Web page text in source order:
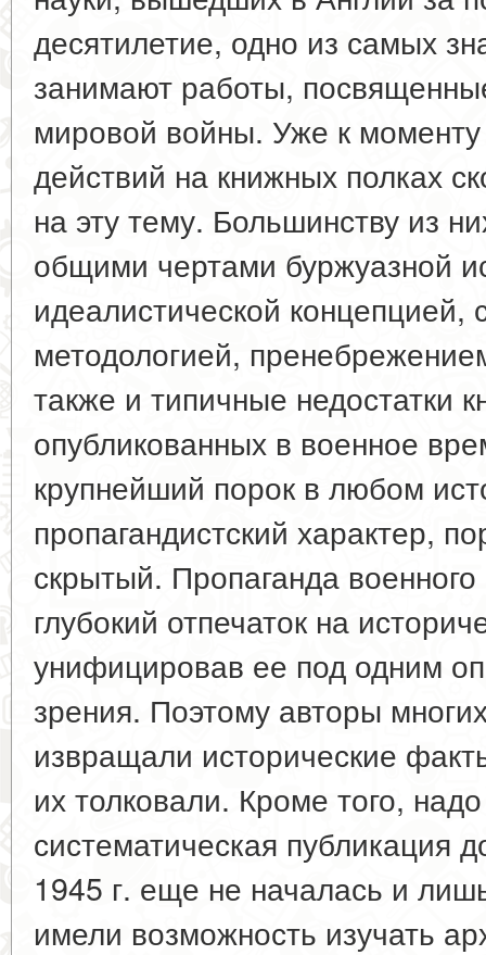
десятилетие, одно из самых
занимают работы,
мировой войны. Уже к
действий на книжных полках
на эту тему. Большинству из
общими чертами буржуазной
идеалистической концепцией,
методологией,
также и типичные недостатки
опубликованных в военное
крупнейший порок в любом
пропагандистский характер,
скрытый. Пропаганда
глубокий отпечаток на
унифицировав ее под одним
зрения. Поэтому авторы
извращали исторические
их толковали. Кроме того,
систематическая публикация
1945 г. еще не началась и
имели возможность изучать